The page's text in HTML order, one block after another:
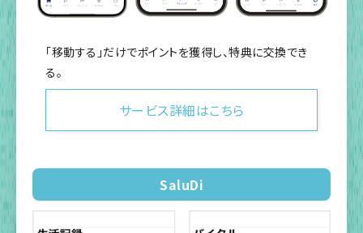
「移動する」だけでポイントを獲得し、特典に交換でき
る。
サービス詳細はこちら
SaluDi